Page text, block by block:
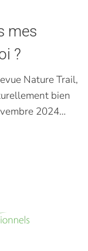
mes
?
Nature Trail,
bien
2024…